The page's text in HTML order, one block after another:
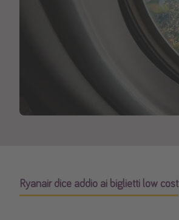
Ryanair dice addio ai biglietti low cost